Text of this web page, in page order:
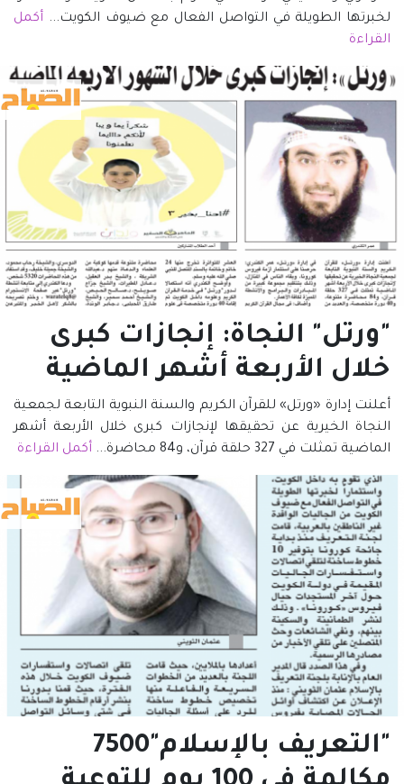
لخبرتها الطويلة في التواصل الفعال مع ضيوف الكويت... أكمل
القراءة
"ورتل" النجاة: إنجازات كبرى
خلال الأربعة أشهر الماضية
أعلنت إدارة «ورتل» للقرآن الكريم والسنة النبوية التابعة لجمعية
النجاة الخيرية عن تحقيقها لإنجازات كبرى خلال الأربعة أشهر
الماضية تمثلت في 327 حلقة قرآن، و84 محاضرة...
أكمل القراءة
"التعريف بالإسلام"7500